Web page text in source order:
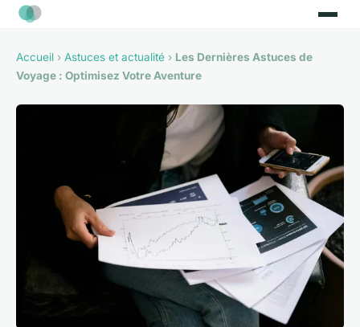
Accueil › Astuces et actualité › Les Dernières Astuces de
Voyage : Optimisez Votre Aventure